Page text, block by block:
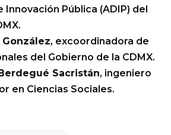
Pública (ADIP) del
, excoordinadora de
del Gobierno de la CDMX.
Sacristán, ingeniero
en Ciencias Sociales.